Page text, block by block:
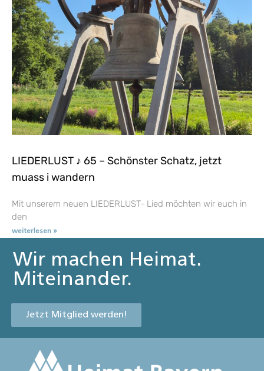
LIEDERLUST ♪ 65 – Schönster Schatz, jetzt
muass i wandern
Mit unserem neuen LIEDERLUST- Lied möchten wir euch in
den
weiterlesen »
Wir machen Heimat.
Miteinander.
Jetzt Mitglied werden!